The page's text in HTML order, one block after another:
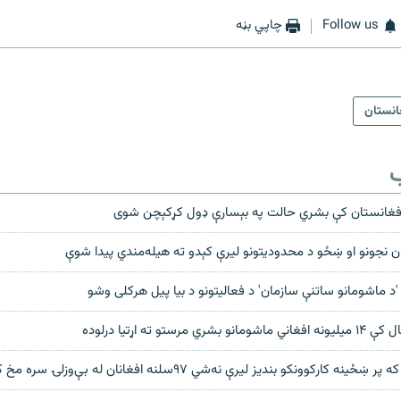
Follow us چاپي بڼه
کې بشري حالت په بېسارې ډول کړکېچن شوی
نجونو او ښځو د محدوديتونو ليرې کېدو ته هيله‌مندي پيدا شوې
'د ماشومانو ساتنې سازمان' د فعالیتونو د بیا پیل هرکلی وشو
بنديز ليرې نه‌‌شي ۹۷‌سلنه افغانان له بې‌وزلۍ سره مخ کېدونکي دي